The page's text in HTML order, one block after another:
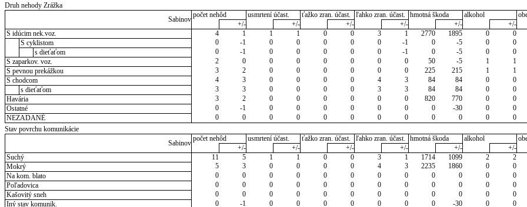
Druh nehody Zrážka
Sabinov
počet nehôd usmrtení účast. ťažko zran. účast. ľahko zran. účast. hmotná škoda alkohol
+/-
+/- +/- +/- +/- +/-
S idúcim nek.voz.
4 1 1 1 0 0 3 1 2770 1895 0 0
S cyklistom
0 -1 0 0 0 0 0 -1 0 -5 0 0
s dieťaťom
0 -1 0 0 0 0 0 -1 0 -5 0 0
S zaparkov. voz.
2 0 0 0 0 0 0 0 50 -5 1 1
S pevnou prekážkou
3 2 0 0 0 0 0 0 225 215 1 1
S chodcom
4 3 0 0 0 0 4 3 84 84 0 0
s dieťaťom
3 3 0 0 0 0 3 3 84 84 0 0
Havária
3 2 0 0 0 0 0 0 820 770 0 0
Ostatné
0 -1 0 0 0 0 0 0 0 -30 0 0
NEZADANÉ
0 0 0 0 0 0 0 0 0 0 0 0
Stav povrchu komunikácie
Sabinov
počet nehôd usmrtení účast. ťažko zran. účast. ľahko zran. účast. hmotná škoda alkohol
+/-
+/- +/- +/- +/- +/-
Suchý
11 5 1 1 0 0 3 1 1714 1099 2 2
Mokrý
5 3 0 0 0 0 4 3 2235 1860 0 0
Na kom. blato
0 0 0 0 0 0 0 0 0 0 0 0
Poľadovica
0 0 0 0 0 0 0 0 0 0 0 0
Kašovitý sneh
0 0 0 0 0 0 0 0 0 0 0 0
Iný stav komunik.
0 -1 0 0 0 0 0 0 0 -30 0 0